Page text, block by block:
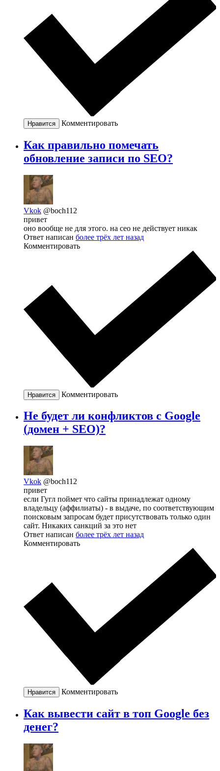
Нравится Комментировать
Как правильно помечать
обновление записи по SEO?
Vkok @boch112
привет
оно вообще не для этого. на сео не действует никак
Ответ написан более трёх лет назад
Комментировать
Нравится Комментировать
Не будет ли конфликтов с Google
(домен + SEO)?
Vkok @boch112
привет
если Гугл поймет что сайты принадлежат одному
владельцу (аффилиаты) - в выдаче, по соответствующим
поисковым запросам будет присутствовать только один
сайт. Никаких санкций за это нет
Ответ написан более трёх лет назад
Комментировать
Нравится Комментировать
Как вывести сайт в топ Google без
денег?